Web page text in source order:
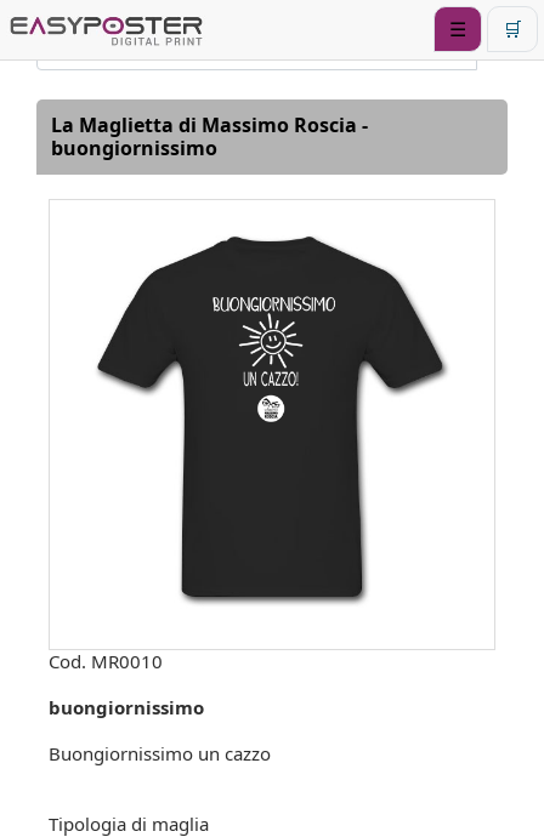
☰ 🛒
La Maglietta di Massimo Roscia -
buongiornissimo
Cod. MR0010
buongiornissimo
Buongiornissimo un cazzo
Tipologia di maglia